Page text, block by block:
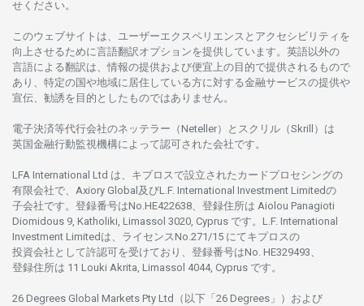
せくださ い。
このウェブサイトは、 ユーザーエクスペリエンスと アクセシビリティを
向上さ せるために言語翻訳オプションを提供しています。 英語以外の
言語に よる翻訳は、 情報の提供および便宜上の目的で提供さ れるもので
あり、 特定の国や地域に 居住している方に対する金融サービスの提供や
宣伝、 勧誘を 目的としたものではありません。
電子決済等代行会社のネッテラー （Neteller）と スクリル （Skrill）は
英国金融行動監視機構に よって認可さ れた会社です。
LFA International Ltd は、 キプロスで設立さ れた カードプロセシングの
有限会社で、Axiory Global及びL.F. International Investment Limitedの
子会社です。 登録番号はNo.HE422638、 登録住所は Aiolou Panagioti
Diomidous 9, Katholiki, Limassol 3020, Cyprus です。L.F. International
Investment Limitedは、 ライセンスNo.271/15 にてキプロスの
投資会社として許認可を受けており、 登録番号はNo. HE329493、
登録住所は 11 Louki Akrita, Limassol 4044, Cyprus です。
26 Degrees Global Markets Pty Ltd（以下「26 Degrees」） および